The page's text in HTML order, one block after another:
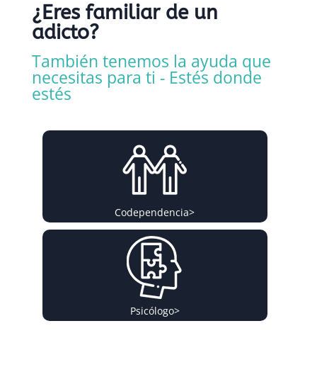
¿Eres familiar de un
adicto?
También tenemos la ayuda que
necesitas para ti - Estés donde
estés
Codependencia>
Psicólogo>